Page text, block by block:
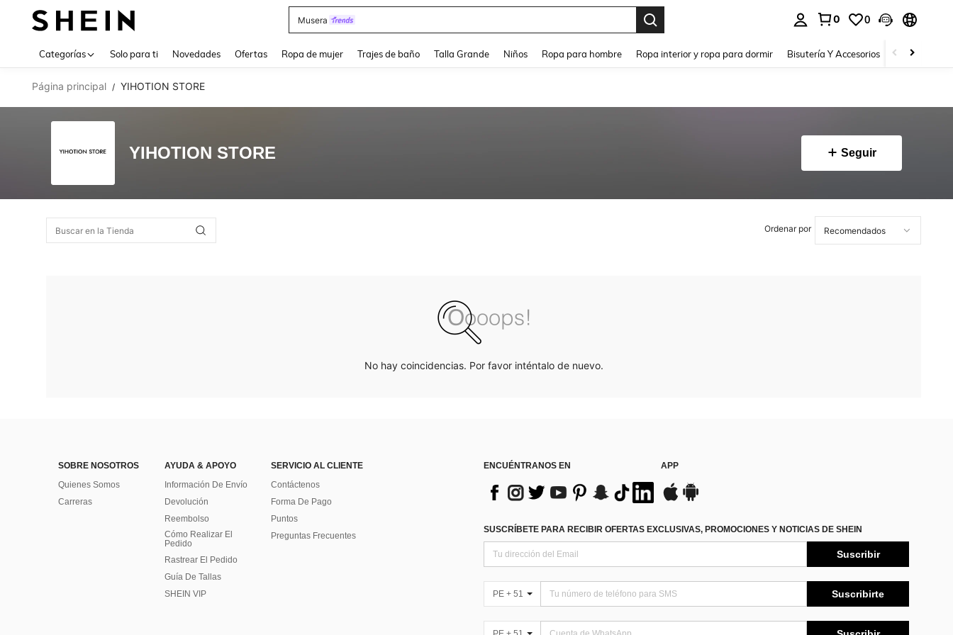
Musera
0 0
Categorías Solo para ti Novedades Ofertas Ropa de mujer Trajes de baño Talla Grande Niños Ropa para hombre Ropa interior y ropa para dormir Bisutería Y Accesorios Zapatos
Página principal / YIHOTION STORE
YIHOTION STORE Seguir
Ordenar por
No hay coincidencias. Por favor inténtalo de nuevo.
SOBRE NOSOTROS
Quienes Somos
Carreras
AYUDA & APOYO
Información De Envío
Devolución
Reembolso
Cómo Realizar El
Pedido
Rastrear El Pedido
Guía De Tallas
SHEIN VIP
SERVICIO AL CLIENTE
Contáctenos
Forma De Pago
Puntos
Preguntas Frecuentes
ENCUÉNTRANOS EN APP
SUSCRÍBETE PARA RECIBIR OFERTAS EXCLUSIVAS, PROMOCIONES Y NOTICIAS DE SHEIN
Suscribir
PE + 51 Suscribirte